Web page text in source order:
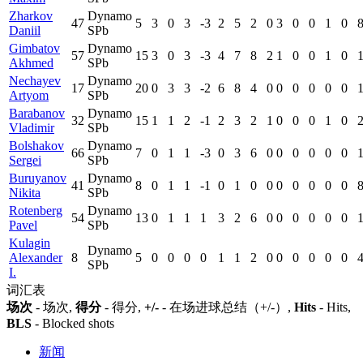
Zharkov
Daniil
47
Dynamo
SPb
5 3 0 3 -3 2 5 2 0 3 0 0 1 0
8
Gimbatov
Akhmed
57
Dynamo
SPb
15 3 0 3 -3 4 7 8 2 1 0 0 1 0
Nechayev
Artyom
17
Dynamo
SPb
20 0 3 3 -2 6 8 4 0 0 0 0 0 0
Barabanov
Vladimir
32
Dynamo
SPb
15 1 1 2 -1 2 3 2 1 0 0 0 1 0
Bolshakov
Sergei
66
Dynamo
SPb
7 0 1 1 -3 0 3 6 0 0 0 0 0 0
Buruyanov
Nikita
41
Dynamo
SPb
8 0 1 1 -1 0 1 0 0 0 0 0 0 0
8
Rotenberg
Pavel
54
Dynamo
SPb
13 0 1 1 1 3 2 6 0 0 0 0 0 0
Kulagin
Alexander
I.
8
Dynamo
SPb
5 0 0 0 0 1 1 2 0 0 0 0 0 0 4
词汇表
场次 - 场次, 得分- 得分, +/- - 在场进球总结（+/-）, Hits - Hits,
BLS - Blocked shots
新闻